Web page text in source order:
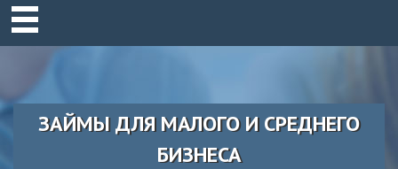
ЗАЙМЫ ДЛЯ МАЛОГО И СРЕДНЕГО
БИЗНЕСА